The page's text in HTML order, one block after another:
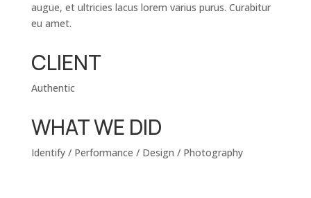
augue, et ultricies lacus lorem varius purus. Curabitur
eu amet.
CLIENT
Authentic
WHAT WE DID
Identify / Performance / Design / Photography